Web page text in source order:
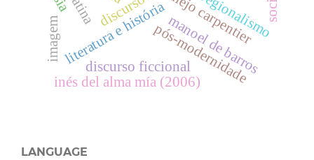
alejo carpentier
literatura e história regionalismo
pós-modernidade
discurso ficcional
inés del alma mía (2006)
imagem manoel de barros
LANGUAGE